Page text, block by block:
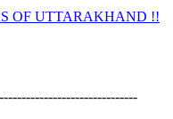
OF UTTARAKHAND !!